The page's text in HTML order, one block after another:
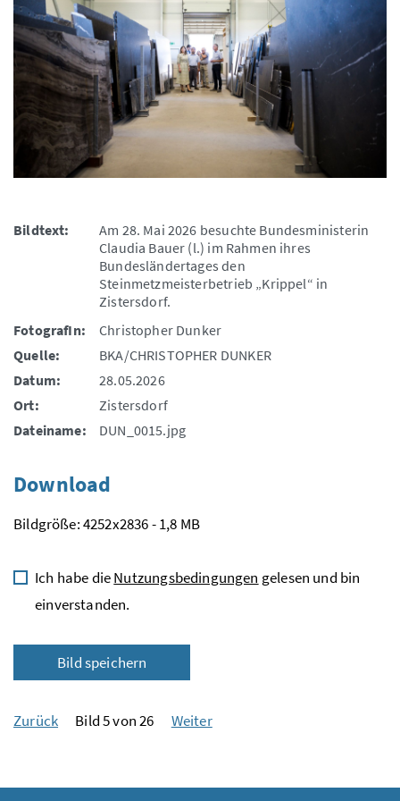
Bildtext:
Am 28. Mai 2026 besuchte Bundesministerin
Claudia Bauer (l.) im Rahmen ihres
Bundesländertages den
Steinmetzmeisterbetrieb „Krippel“ in
Zistersdorf.
FotografIn:
Christopher Dunker
Quelle:
BKA/CHRISTOPHER DUNKER
Datum:
28.05.2026
Ort:
Zistersdorf
Dateiname:
DUN_0015.jpg
Download
Bildgröße: 4252x2836 - 1,8 MB
Ich habe dieNutzungsbedingungen gelesen und bin
einverstanden.
Bild speichern
Zurück Bild 5 von 26 Weiter